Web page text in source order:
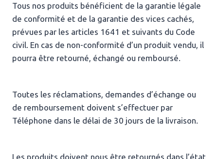
Tous nos produits bénéficient de la garantie légale
de conformité et de la garantie des vices cachés,
prévues par les articles 1641 et suivants du Code
civil. En cas de non-conformité d’un produit vendu, il
pourra être retourné, échangé ou remboursé.
Toutes les réclamations, demandes d’échange ou
de remboursement doivent s’effectuer par
Téléphone dans le délai de 30 jours de la livraison.
Les produits doivent nous être retournés dans l’état